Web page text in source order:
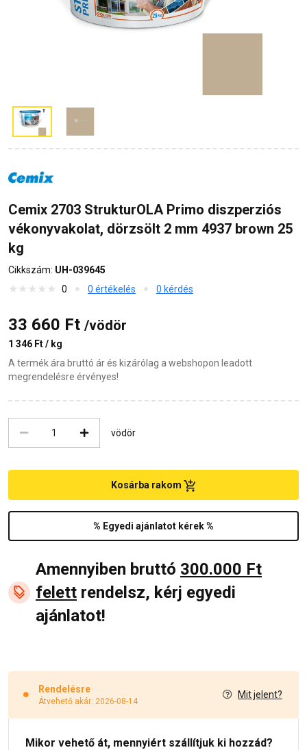
Cemix 2703 StrukturOLA Primo diszperziós
vékonyvakolat, dörzsölt 2 mm 4937 brown 25
kg
Cikkszám: UH-039645
0
0 értékelés 0 kérdés
33 660 Ft /vödör
1 346 Ft / kg
A termék ára bruttó ár és kizárólag a webshopon leadott
megrendelésre érvényes!
vödör
% Egyedi ajánlatot kérek %
Kosárba rakom
Amennyiben bruttó 300.000 Ft
felett rendelsz, kérj egyedi
ajánlatot!
Rendelésre
Átvehető akár: 2026-08-14
Mit jelent?
Mikor vehető át, mennyiért szállítjuk ki hozzád?